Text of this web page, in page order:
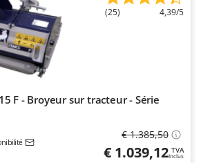
(25) 4,39/5
F - Broyeur sur tracteur - Série
€ 1.385,50
€ 1.039,12 TVA
Inclus